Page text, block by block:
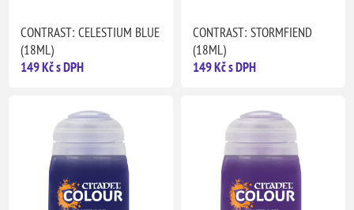
CONTRAST: CELESTIUM BLUE
(18ML)
149 Kč s DPH
CONTRAST: STORMFIEND
(18ML)
149 Kč s DPH